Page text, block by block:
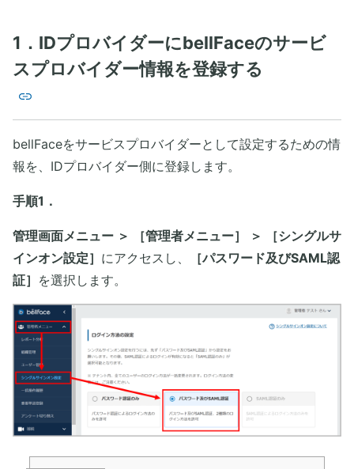
1．IDプロバイダーにbellFaceのサービ
スプロバイダー情報を登録する
bellFaceをサービスプロバイダーとして設定するための情
報を、IDプロバイダー側に登録します。
手順1．
管理画面メニュー ＞ ［管理者メニュー］ ＞ ［シングルサ
インオン設定］ にアクセスし、
［パスワード及びSAML認
証］ を選択します。